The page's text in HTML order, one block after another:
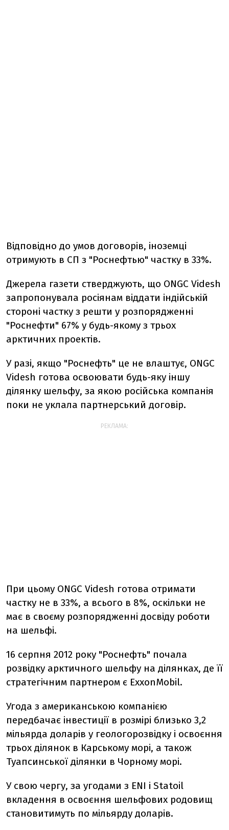
Відповідно до умов договорів, іноземці
отримують в СП з "Роснефтью" частку в 33%.
Джерела газети стверджують, що ONGC Videsh
запропонувала росіянам віддати індійській
стороні частку з решти у розпорядженні
"Роснефти" 67% у будь-якому з трьох
арктичних проектів.
У разі, якщо "Роснефть" це не влаштує, ONGC
Videsh готова освоювати будь-яку іншу
ділянку шельфу, за якою російська компанія
поки не уклала партнерський договір.
РЕКЛАМА:
При цьому ONGC Videsh готова отримати
частку не в 33%, а всього в 8%, оскільки не
має в своєму розпорядженні досвіду роботи
на шельфі.
16 серпня 2012 року "Роснефть" почала
розвідку арктичного шельфу на ділянках, де її
стратегічним партнером є ExxonMobil.
Угода з американською компанією
передбачає інвестиції в розмірі близько 3,2
мільярда доларів у геологорозвідку і освоєння
трьох ділянок в Карському морі, а також
Туапсинської ділянки в Чорному морі.
У свою чергу, за угодами з ENI і Statoil
вкладення в освоєння шельфових родовищ
становитимуть по мільярду доларів.